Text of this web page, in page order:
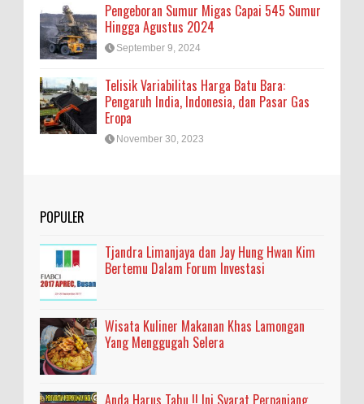
Pengeboran Sumur Migas Capai 545 Sumur
Hingga Agustus 2024
September 9, 2024
Telisik Variabilitas Harga Batu Bara:
Pengaruh India, Indonesia, dan Pasar Gas
Eropa
November 30, 2023
POPULER
Tjandra Limanjaya dan Jay Hung Hwan Kim
Bertemu Dalam Forum Investasi
Wisata Kuliner Makanan Khas Lamongan
Yang Menggugah Selera
Anda Harus Tahu !! Ini Syarat Perpanjang